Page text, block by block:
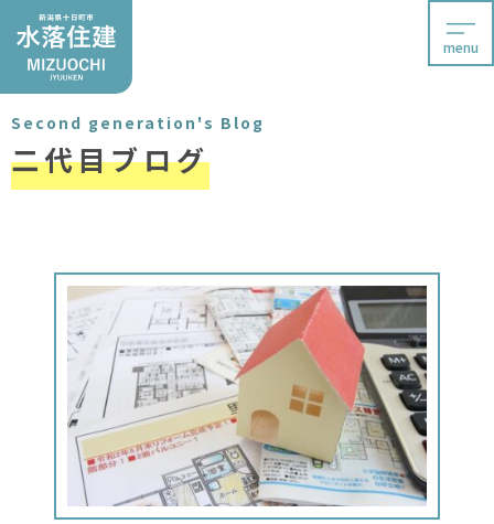
menu
Second generation's Blog
二代目ブログ